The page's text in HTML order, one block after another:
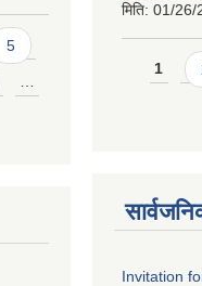
5
…
मिति: 01/26/
Pages
1
Invitation